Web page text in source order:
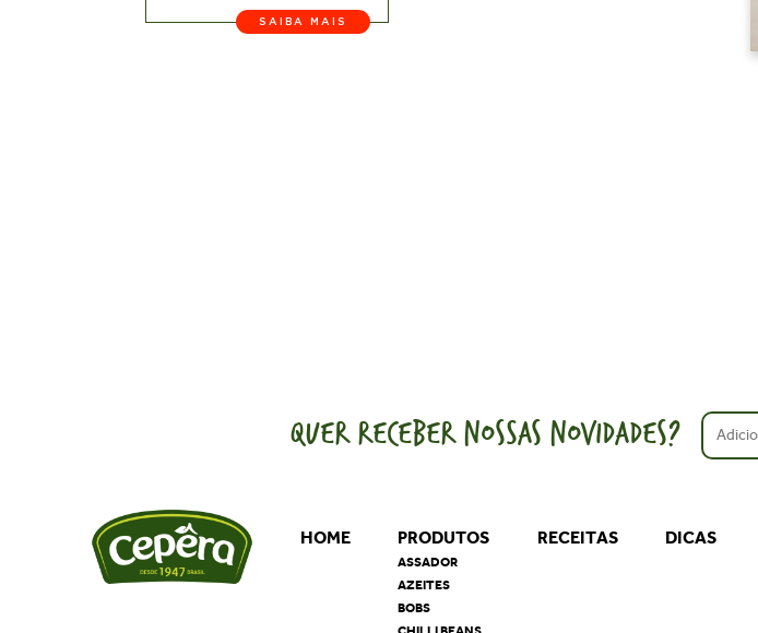
SAIBA MAIS
QUER RECEBER NOSSAS NOVIDADES?
HOME PRODUTOS
ASSADOR
AZEITES
BOBS
RECEITAS DICAS